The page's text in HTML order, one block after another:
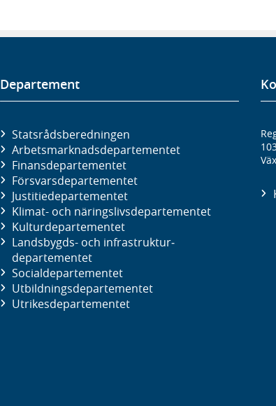
Departement
Statsrådsberedningen
Arbetsmarknads­departementet
Finans­departementet
Försvars­departementet
Justitie­departementet
Klimat- och näringslivs­departementet
Kultur­departementet
Landsbygds- och infrastruktur­
departementet
Social­departementet
Utbildnings­departementet
Utrikes­departementet